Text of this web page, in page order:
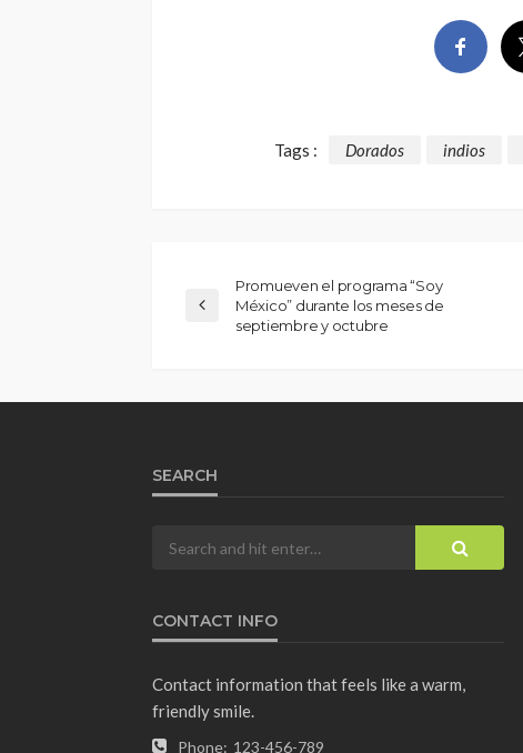
Tags : Dorados indios
Promueven el programa “Soy
México” durante los meses de
septiembre y octubre
SEARCH
CONTACT INFO
Contact information that feels like a warm,
friendly smile.
Phone: 123-456-789